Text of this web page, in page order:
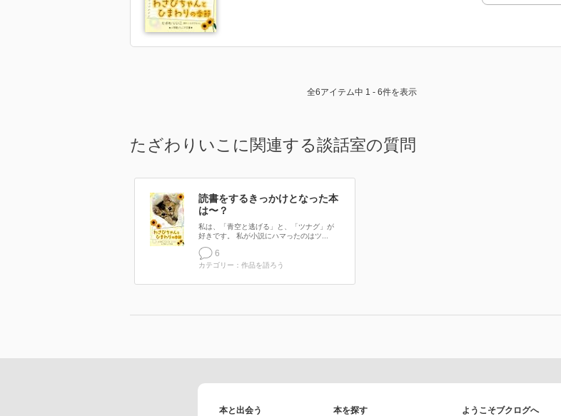
全6アイテム中 1 - 6件を表示
たざわりいこに関連する談話室の質問
読書をするきっかけとなった本
は〜？
私は、「青空と逃げる」と、「ツナグ」が
好きです。 私が小説にハマったのはツ...
6
カテゴリー：作品を語ろう
本と出会う 本を探す ようこそブクログへ